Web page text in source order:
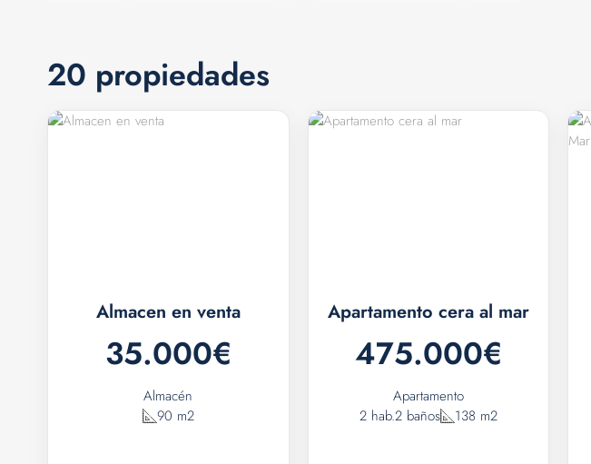
20 propiedades
Almacen en venta
35.000€
Almacén
90 m2
Apartamento cera al mar
475.000€
Apartamento
2 hab.2 baños 138 m2